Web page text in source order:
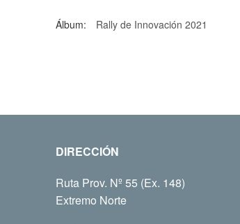
Álbum: Rally de Innovación 2021
DIRECCIÓN
Ruta Prov. Nº 55 (Ex. 148)
Extremo Norte